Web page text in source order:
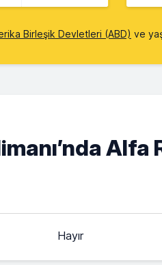
Birleşik Devletleri (ABD) ve
Alfa
Hayır